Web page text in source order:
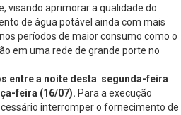
visando aprimorar a qualidade do
de água potável ainda com mais
períodos de maior consumo como o
em uma rede de grande porte no
entre a noite desta segunda-feira
feira (16/07). Para a execução
interromper o fornecimento de